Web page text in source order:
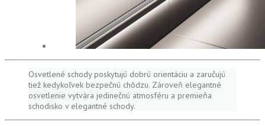
Osvetlené schody poskytujú dobrú orientáciu a zaručujú
tiež kedykoľvek bezpečnú chôdzu. Zároveň elegantné
osvetlenie vytvára jedinečnú atmosféru a premieňa
schodisko v elegantné schody.